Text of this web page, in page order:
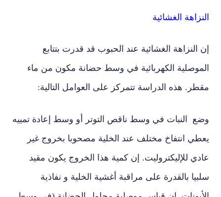
الغشائية
النزاهة الغشائية عند الحبوب قد قدرت بتتابع
الكهربائية في وسط حضانة مكون من ماء
هذه الدراسة تتمركز على العوامل التالية:
النبات في وسط ناقص التوتر أو وسط إعادة تمييه
انتفاخ مختلف عند الخلية مصحوبا بخروج غير
للإليكتروليت. إن كمية هذا الخروج يكون مقيد
بالقدرة على مراقبة أغشية الخلية و نفاذية